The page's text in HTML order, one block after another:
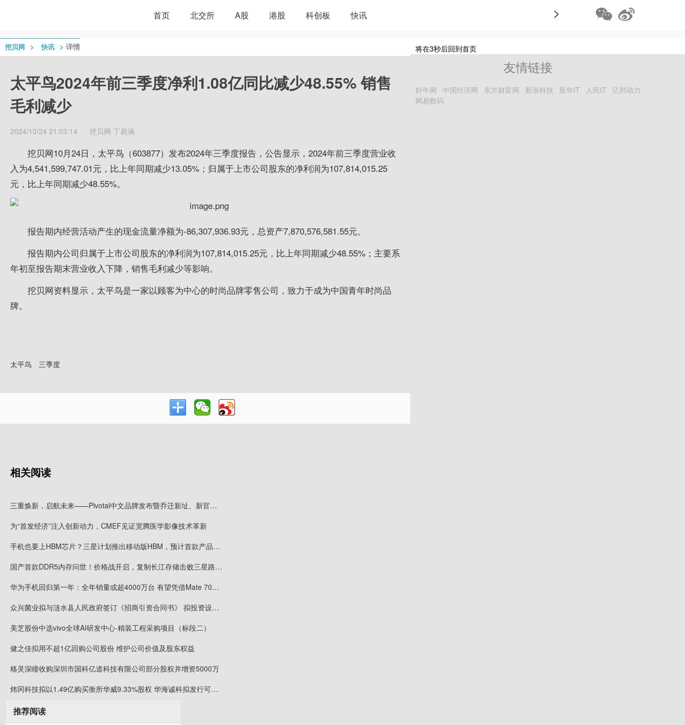
首页 北交所 A股 港股 科创板 快讯 >
挖贝网 > 快讯 > 详情
太平鸟2024年前三季度净利1.08亿同比减少48.55% 销售
毛利减少
2024/10/24 21:03:14 挖贝网 丁易涵
挖贝网10月24日，太平鸟（603877）发布2024年三季度报告，公告显示，2024年前三季度营业收
入为4,541,599,747.01元，比上年同期减少13.05%；归属于上市公司股东的净利润为107,814,015.25
元，比上年同期减少48.55%。
报告期内经营活动产生的现金流量净额为-86,307,936.93元，总资产7,870,576,581.55元。
报告期内公司归属于上市公司股东的净利润为107,814,015.25元，比上年同期减少48.55%；主要系
年初至报告期末营业收入下降，销售毛利减少等影响。
挖贝网资料显示，太平鸟是一家以顾客为中心的时尚品牌零售公司，致力于成为中国青年时尚品
牌。
太平鸟 三季度
相关阅读
三重焕新，启航未来——Pivotal中文品牌发布暨乔迁新址、新官网上线
为“首发经济”注入创新动力，CMEF见证宽腾医学影像技术革新
手机也要上HBM芯片？三星计划推出移动版HBM，预计首款产品2028年上市
国产首款DDR5内存问世！价格战开启，复制长江存储击败三星路径！
华为手机回归第一年：全年销量或超4000万台 有望凭借Mate 70在高端市场击败苹果
众兴菌业拟与涟水县人民政府签订《招商引资合同书》 拟投资设立涟水食用菌产业园项目
美芝股份中选vivo全球AI研发中心-精装工程采购项目（标段二）
健之佳拟用不超1亿回购公司股份 维护公司价值及股东权益
格灵深瞳收购深圳市国科亿道科技有限公司部分股权并增资5000万
炜冈科技拟以1.49亿购买衡所华威9.33%股权 华海诚科拟发行可转债收购炜冈科技所持衡所华威股权
推荐阅读
将在3秒后回到首页
友情链接
好牛网 中国经济网 东方财富网 新浪科技 新华IT 人民IT 亿邦动力
网易数码